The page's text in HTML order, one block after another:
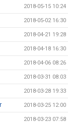
2018-05-15 10:24
2018-05-02 16:30
2018-04-21 19:28
2018-04-18 16:30
2018-04-06 08:26
2018-03-31 08:03
2018-03-28 19:33
2018-03-25 12:00
2018-03-23 07:58